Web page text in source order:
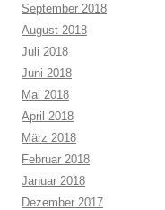
September 2018
August 2018
Juli 2018
Juni 2018
Mai 2018
April 2018
März 2018
Februar 2018
Januar 2018
Dezember 2017